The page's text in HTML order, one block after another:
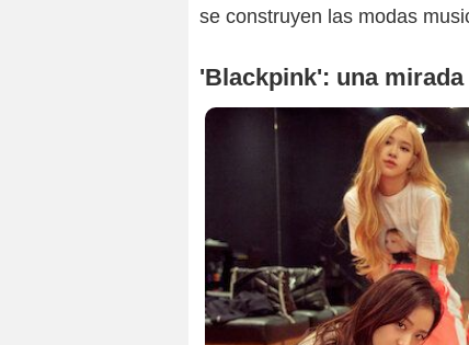
se construyen las modas
'Blackpink': una